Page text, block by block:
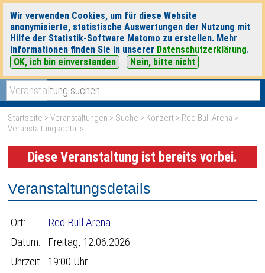
Wir verwenden Cookies, um für diese Website
anonymisierte, statistische Auswertungen der Nutzung mit
Hilfe der Statistik-Software Matomo zu erstellen. Mehr
Informationen finden Sie in unserer Datenschutzerklärung.
OK, ich bin einverstanden
Nein, bitte nicht
heute|morgen|
Startseite >Veranstaltungen > Suche > Konzert > Red Bull Arena >
Veranstaltungsdetails
Diese Veranstaltung ist bereits vorbei.
Veranstaltungsdetails
Ort:
Red Bull Arena
Datum:
Freitag, 12.06.2026
Uhrzeit: 19:00 Uhr